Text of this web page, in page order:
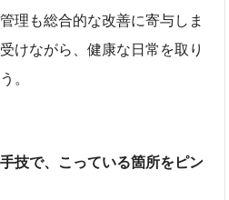
理も総合的な改善に寄与しま
けながら、健康な日常を取り
。
技で、こっている箇所をピン